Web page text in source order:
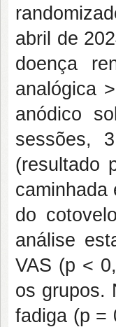
abril de
doença
analógica
anódico
sessões,
(resultado
caminhada
do
análise
VAS (p <
os grupos.
fadiga (p =